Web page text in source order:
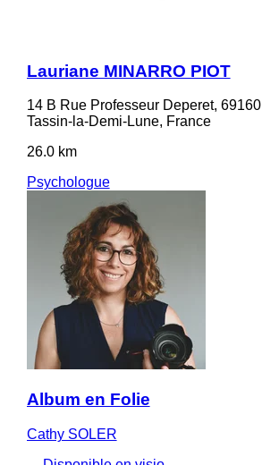
Lauriane MINARRO PIOT
14 B Rue Professeur Deperet, 69160
Tassin-la-Demi-Lune, France
26.0 km
Psychologue
Album en Folie
Cathy SOLER